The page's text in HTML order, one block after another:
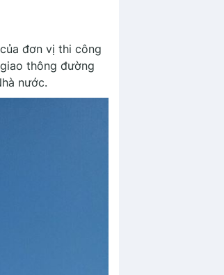
đơn vị thi công
thông đường
nước.